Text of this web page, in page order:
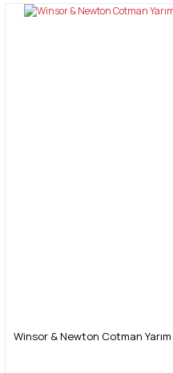
Winsor & Newton Cotman